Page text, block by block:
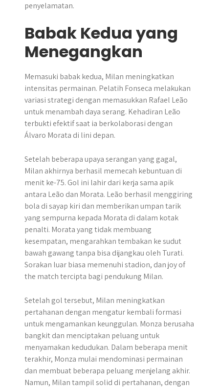
penyelamatan.
Babak Kedua yang
Menegangkan
Memasuki babak kedua, Milan meningkatkan
intensitas permainan. Pelatih Fonseca melakukan
variasi strategi dengan memasukkan Rafael Leão
untuk menambah daya serang. Kehadiran Leão
terbukti efektif saat ia berkolaborasi dengan
Álvaro Morata di lini depan.
Setelah beberapa upaya serangan yang gagal,
Milan akhirnya berhasil memecah kebuntuan di
menit ke-75. Gol ini lahir dari kerja sama apik
antara Leão dan Morata. Leão berhasil menggiring
bola di sayap kiri dan memberikan umpan tarik
yang sempurna kepada Morata di dalam kotak
penalti. Morata yang tidak membuang
kesempatan, mengarahkan tembakan ke sudut
bawah gawang tanpa bisa dijangkau oleh Turati.
Sorakan luar biasa memenuhi stadion, dan joy of
the match tercipta bagi pendukung Milan.
Setelah gol tersebut, Milan meningkatkan
pertahanan dengan mengatur kembali formasi
untuk mengamankan keunggulan. Monza berusaha
bangkit dan menciptakan peluang untuk
menyamakan kedudukan. Dalam beberapa menit
terakhir, Monza mulai mendominasi permainan
dan membuat beberapa peluang menjelang akhir.
Namun, Milan tampil solid di pertahanan, dengan